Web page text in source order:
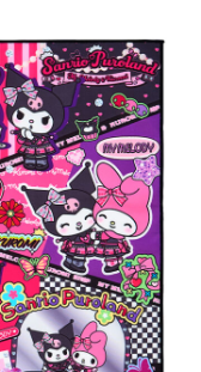
サービスガイド
ニュース